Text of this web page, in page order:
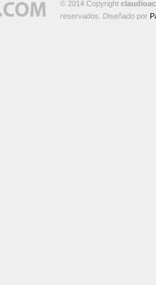
© 2014 Copyright
reservados. Diseñado por